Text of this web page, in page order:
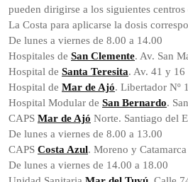
pueden dirigirse a los siguientes
La Costa para aplicarse la dosis
De lunes a viernes de 8.00 a 14.00
Hospitales de San Clemente. Av. San
Hospital de Santa Teresita. Av. 41 y 16
Hospital de Mar de Ajó. Libertador Nº
Hospital Modular de San Bernardo.
CAPS Mar de Ajó Norte. Santiago del
De lunes a viernes de 8.00 a 13.00
CAPS Costa Azul. Moreno y Catamarca
De lunes a viernes de 14.00 a 18.00